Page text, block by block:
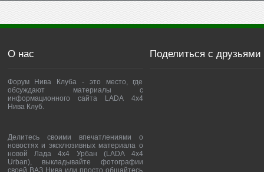
О нас
Форум Нива Клуба - это место, где
обсуждают материалы с
информационного сайта LADA 4x4
Нива Клуб.
Делитесь своими впечатлениями о
новостях и эксклюзивных материала о
новой Лада 4х4 Урбан (LADA 4x4
Urban), выкладывайте фотографии
своей ВАЗ Нива или просто общайтесь
Поделиться с друзьями